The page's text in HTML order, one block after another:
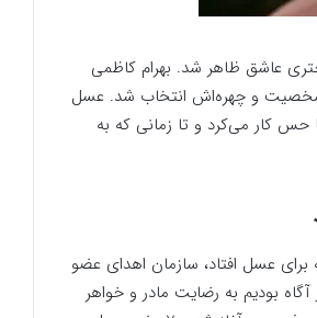
دختری عاشق ظاهر شد. بهرام کاظمی
شخصیت و چهره‌اش انتخاب شد. عسل
کار می‌کرد و تا زمانی که به
برای عسل افتاد، سازمان اهدای عضو
بودیم به رضایت مادر و خواهر